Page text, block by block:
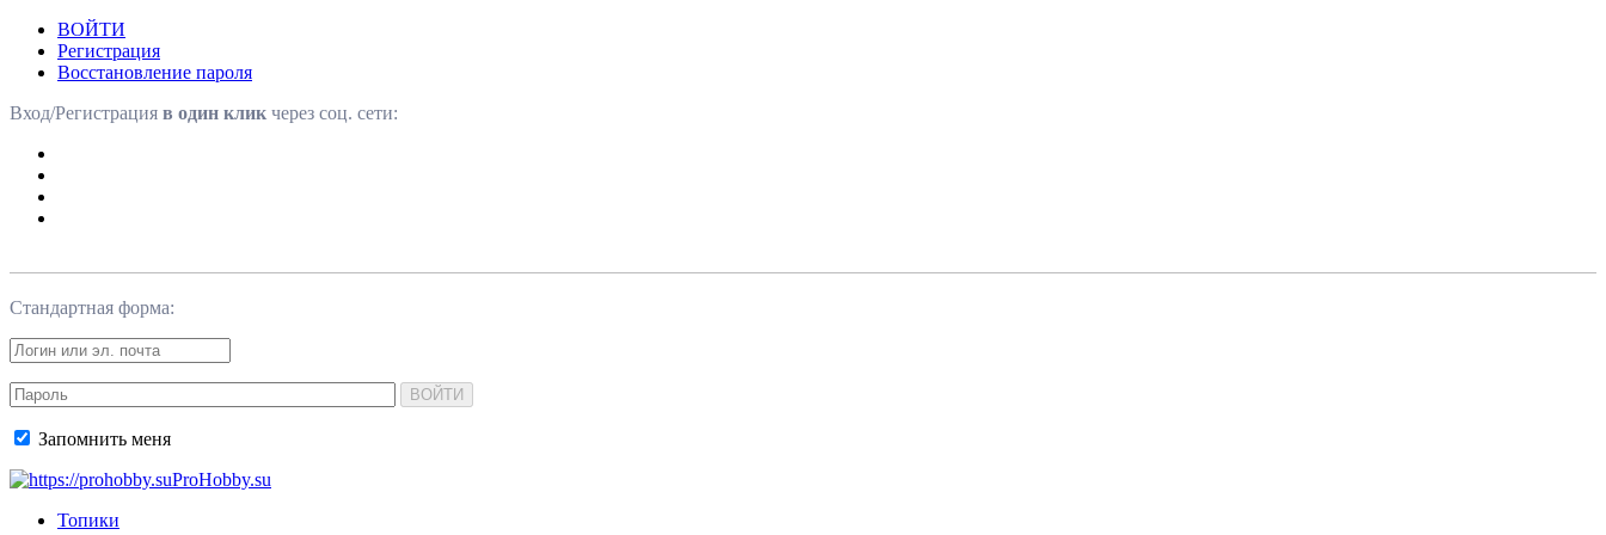
ВОЙТИ
Регистрация
Восстановление пароля
Вход/Регистрация в один клик через соц. сети:
Стандартная форма:
ВОЙТИ
Запомнить меня
ProHobby.su
Топики